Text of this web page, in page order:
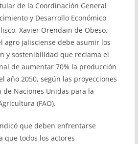
de la Coordinación General
y Desarrollo Económico
Xavier Orendain de Obeso,
agro jalisciense debe asumir los
y sostenibilidad que reclama el
de aumentar 70% la producción
año 2050, según las proyecciones
de Naciones Unidas para la
(FAO).
que deben enfrentarse
que todos los actores